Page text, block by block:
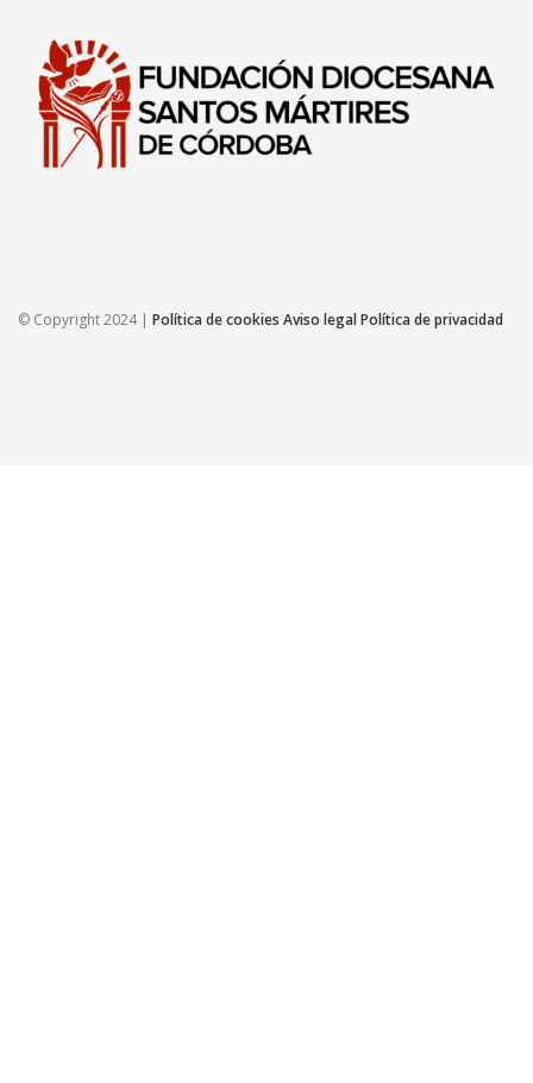
© Copyright 2024 | Política de cookies Aviso legalPolítica de privacidad